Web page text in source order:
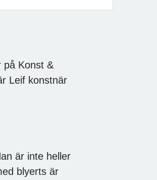
på Konst &
Leif konstnär
är inte heller
blyerts är